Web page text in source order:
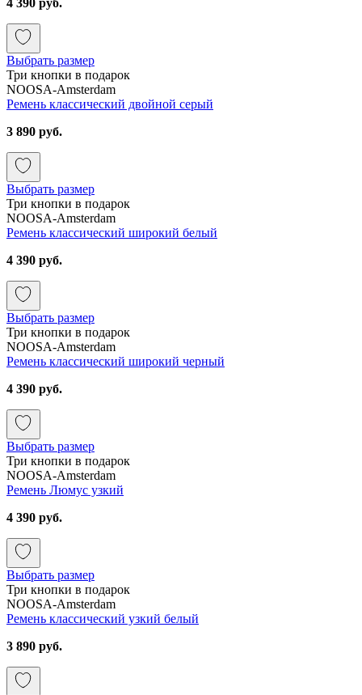
Выбрать размер
Три кнопки в подарок
NOOSA-Amsterdam
Ремень классический двойной серый
3 890 руб.
Выбрать размер
Три кнопки в подарок
NOOSA-Amsterdam
Ремень классический широкий белый
4 390 руб.
Выбрать размер
Три кнопки в подарок
NOOSA-Amsterdam
Ремень классический широкий черный
4 390 руб.
Выбрать размер
Три кнопки в подарок
NOOSA-Amsterdam
Ремень Люмус узкий
4 390 руб.
Выбрать размер
Три кнопки в подарок
NOOSA-Amsterdam
Ремень классический узкий белый
3 890 руб.